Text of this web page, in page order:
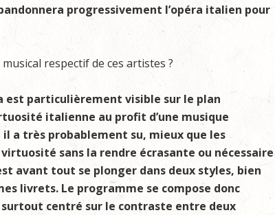
progressivement l’opéra italien pour
respectif de ces artistes ?
est particulièrement visible sur le plan
italienne au profit d’une musique
a très probablement su, mieux que les
sans la rendre écrasante ou nécessaire
avant tout se plonger dans deux styles, bien
livrets. Le programme se compose donc
centré sur le contraste entre deux